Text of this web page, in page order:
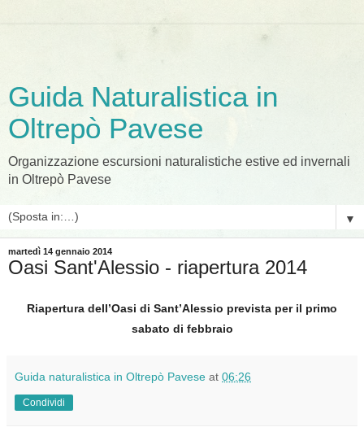
Guida Naturalistica in
Oltrepò Pavese
Organizzazione escursioni naturalistiche estive ed invernali
in Oltrepò Pavese
▼
martedì 14 gennaio 2014
Oasi Sant'Alessio - riapertura 2014
Riapertura dell’Oasi di Sant’Alessio prevista per il primo
sabato di febbraio
Guida naturalistica in Oltrepò Pavese at 06:26
Condividi